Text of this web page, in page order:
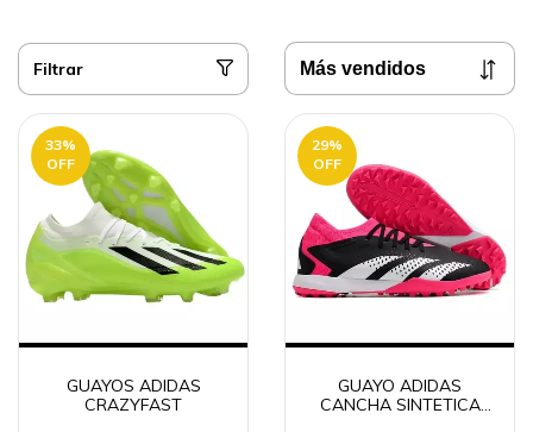
Filtrar
33%
OFF
GUAYOS ADIDAS
CRAZYFAST
29%
OFF
GUAYO ADIDAS
CANCHA SINTETICA